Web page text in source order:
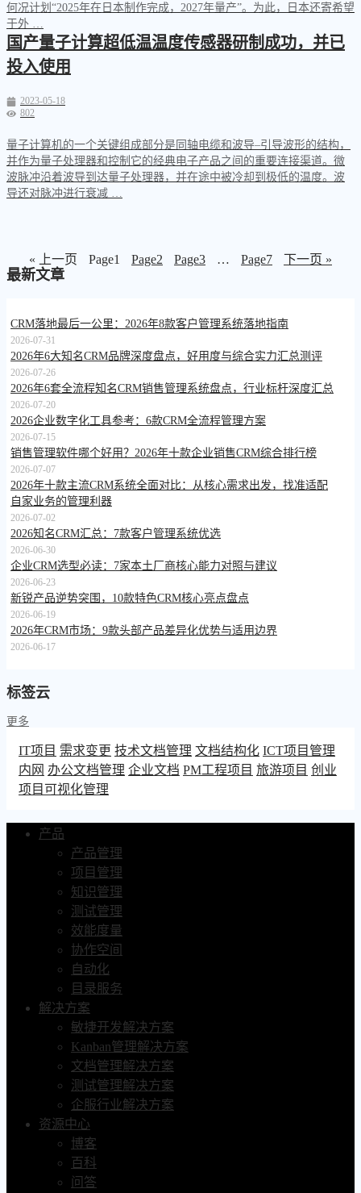
何况计划“2025年在日本制作完成，2027年量产”。为此，日本还寄希望
于外 …
国产量子计算超低温温度传感器研制成功，并已
投入使用
2023-05-18
802
量子计算机的一个关键组成部分是同轴电缆和波导–引导波形的结构，
并作为量子处理器和控制它的经典电子产品之间的重要连接渠道。微
波脉冲沿着波导到达量子处理器，并在途中被冷却到极低的温度。波
导还对脉冲进行衰减 …
« 上一页 Page1 Page2 Page3 … Page7 下一页 »
最新文章
CRM落地最后一公里：2026年8款客户管理系统落地指南
2026-07-31
2026年6大知名CRM品牌深度盘点，好用度与综合实力汇总测评
2026-07-26
2026年6套全流程知名CRM销售管理系统盘点，行业标杆深度汇总
2026-07-20
2026企业数字化工具参考：6款CRM全流程管理方案
2026-07-15
销售管理软件哪个好用？2026年十款企业销售CRM综合排行榜
2026-07-07
2026年十款主流CRM系统全面对比：从核心需求出发，找准适配
自家业务的管理利器
2026-07-02
2026知名CRM汇总：7款客户管理系统优选
2026-06-30
企业CRM选型必读：7家本土厂商核心能力对照与建议
2026-06-23
新锐产品逆势突围，10款特色CRM核心亮点盘点
2026-06-19
2026年CRM市场：9款头部产品差异化优势与适用边界
2026-06-17
标签云
更多
IT项目 需求变更 技术文档管理 文档结构化 ICT项目管理
内网 办公文档管理 企业文档 PM工程项目 旅游项目 创业
项目可视化管理
产品
产品管理
项目管理
知识管理
测试管理
效能度量
协作空间
自动化
目录服务
解决方案
敏捷开发解决方案
Kanban管理解决方案
文档管理解决方案
测试管理解决方案
企服行业解决方案
资源中心
博客
百科
问答